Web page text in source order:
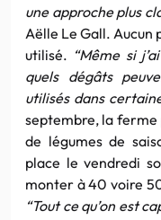
une approche plus
Aëlle Le Gall. Aucun
utilisé. “Même si
quels dégâts
utilisés dans
septembre, la
de légumes de
place le vendredi
monter à 40 voire
“Tout ce qu’on est